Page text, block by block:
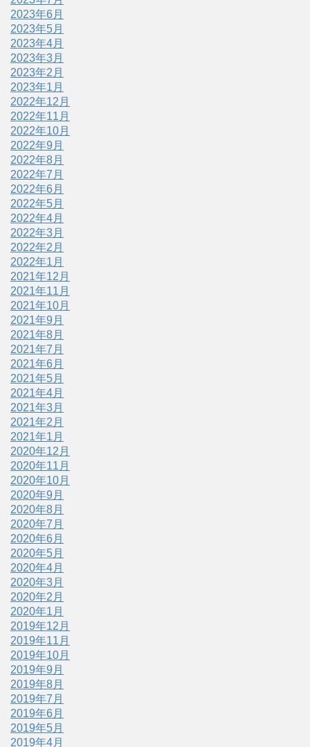
2023年6月
2023年5月
2023年4月
2023年3月
2023年2月
2023年1月
2022年12月
2022年11月
2022年10月
2022年9月
2022年8月
2022年7月
2022年6月
2022年5月
2022年4月
2022年3月
2022年2月
2022年1月
2021年12月
2021年11月
2021年10月
2021年9月
2021年8月
2021年7月
2021年6月
2021年5月
2021年4月
2021年3月
2021年2月
2021年1月
2020年12月
2020年11月
2020年10月
2020年9月
2020年8月
2020年7月
2020年6月
2020年5月
2020年4月
2020年3月
2020年2月
2020年1月
2019年12月
2019年11月
2019年10月
2019年9月
2019年8月
2019年7月
2019年6月
2019年5月
2019年4月